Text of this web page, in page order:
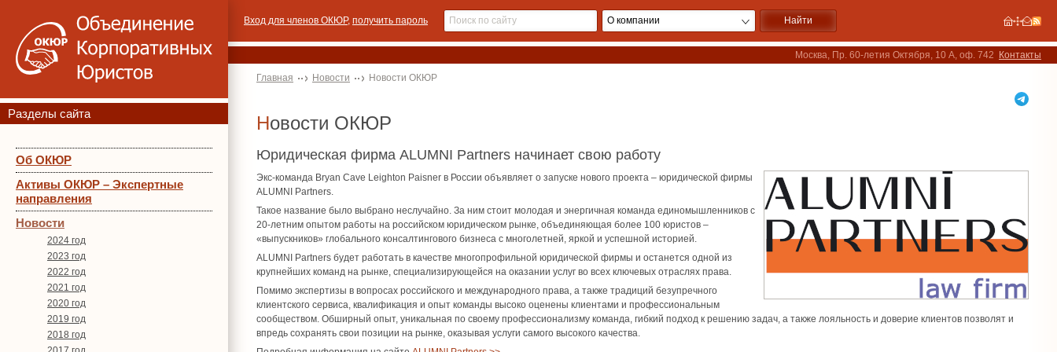
Разделы сайта
Об ОКЮР
Активы ОКЮР – Экспертные
направления
Новости
2024 год
2023 год
2022 год
2021 год
2020 год
2019 год
2018 год
Вход для членов ОКЮР, получить пароль
Москва, Пр. 60-летия Октября, 10 А, оф. 742 Контакты
Главная Новости Новости ОКЮР
Новости ОКЮР
Юридическая фирма ALUMNI Partners начинает свою работу
Экс-команда Bryan Cave Leighton Paisner в России объявляет о запуске нового проекта – юридической фирмы
ALUMNI Partners.
Такое название было выбрано неслучайно. За ним стоит молодая и энергичная команда единомышленников с
20-летним опытом работы на российском юридическом рынке, объединяющая более 100 юристов –
«выпускников» глобального консалтингового бизнеса с многолетней, яркой и успешной историей.
ALUMNI Partners будет работать в качестве многопрофильной юридической фирмы и останется одной из
крупнейших команд на рынке, специализирующейся на оказании услуг во всех ключевых отраслях права.
Помимо экспертизы в вопросах российского и международного права, а также традиций безупречного
клиентского сервиса, квалификация и опыт команды высоко оценены клиентами и профессиональным
сообществом. Обширный опыт, уникальная по своему профессионализму команда, гибкий подход к решению задач, а также лояльность и доверие клиентов позволят и
впредь сохранять свои позиции на рынке, оказывая услуги самого высокого качества.